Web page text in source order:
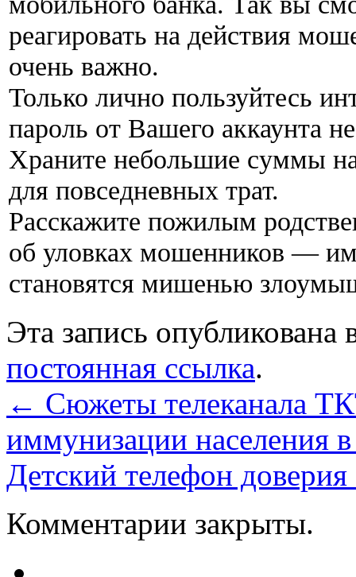
реагировать на действия
очень важно.
Только лично пользуйтесь
пароль от Вашего аккаунта
Храните небольшие суммы
для повседневных трат.
Расскажите пожилым
об уловках мошенников —
становятся мишенью
Эта запись опубликована
постоянная ссылка.
← Сюжеты телеканала
иммунизации населения
Детский телефон доверия
Комментарии закрыты.